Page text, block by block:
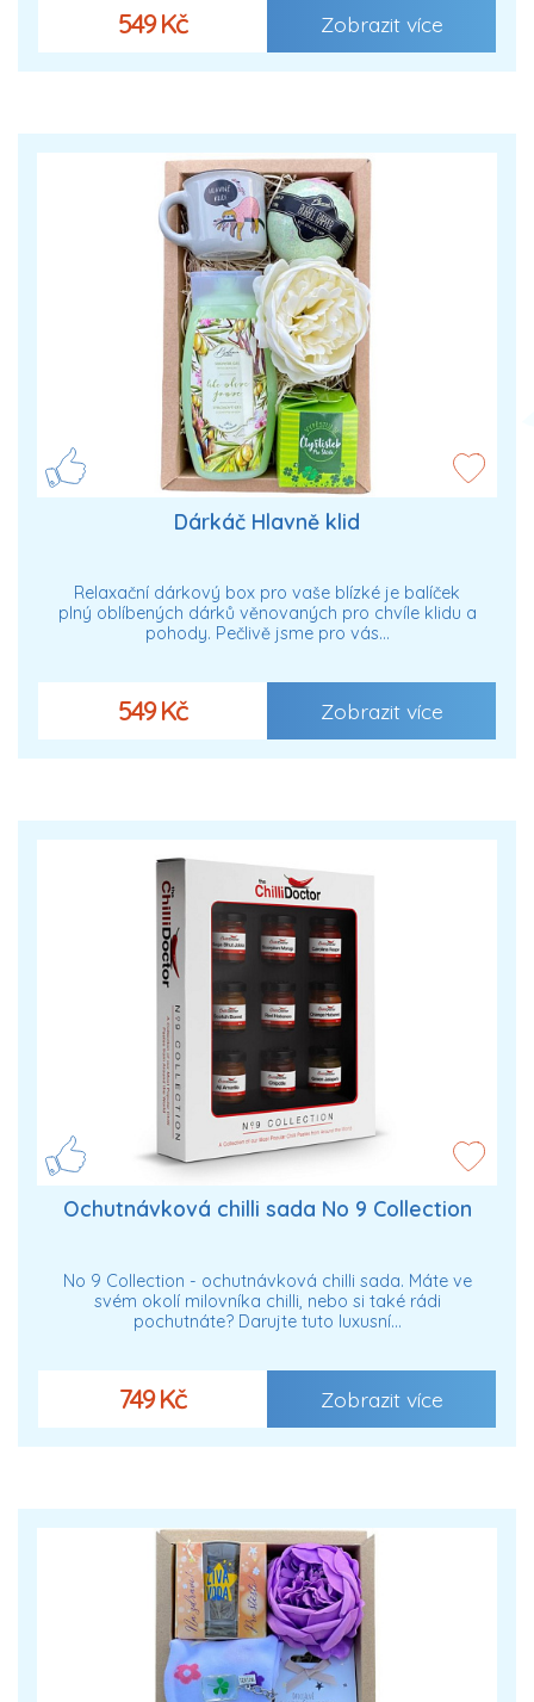
549 Kč Zobrazit více
Dárkáč Hlavně klid
Relaxační dárkový box pro vaše blízké je balíček
plný oblíbených dárků věnovaných pro chvíle klidu a
pohody. Pečlivě jsme pro vás…
549 Kč Zobrazit více
Ochutnávková chilli sada No 9 Collection
No 9 Collection - ochutnávková chilli sada. Máte ve
svém okolí milovníka chilli, nebo si také rádi
pochutnáte? Darujte tuto luxusní…
749 Kč Zobrazit více